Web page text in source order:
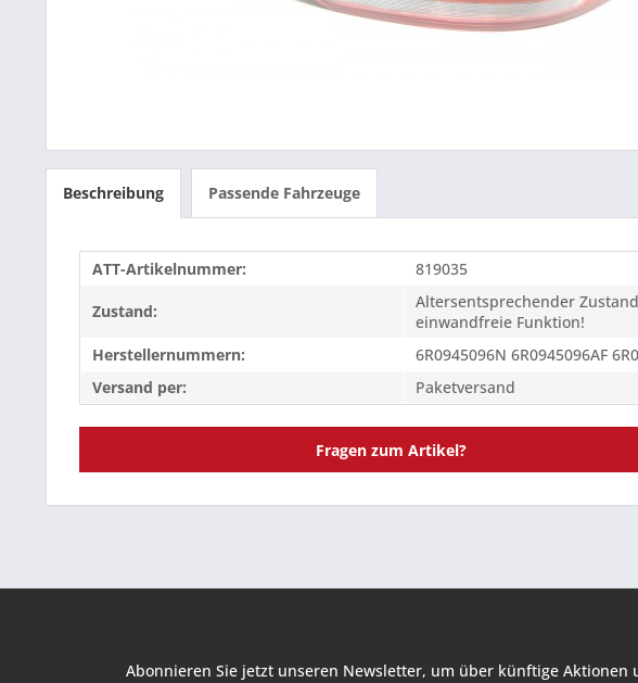
Beschreibung Passende Fahrzeuge
ATT-Artikelnummer: 819035
Zustand:
Altersentsprechender
einwandfreie Funktion!
Herstellernummern:
6R0945096N 6R0945096AF
Versand per:
Paketversand
Fragen zum Artikel?
Abonnieren Sie jetzt unseren Newsletter, um über künftige